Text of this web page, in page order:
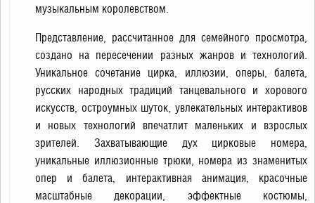
музыкальным королевством.
Представление, рассчитанное для семейного просмотра,
создано на пересечении разных жанров и технологий.
Уникальное сочетание цирка, иллюзии, оперы, балета,
русских народных традиций танцевального и хорового
искусств, остроумных шуток, увлекательных интерактивов
и новых технологий впечатлит маленьких и взрослых
зрителей. Захватывающие дух цирковые номера,
уникальные иллюзионные трюки, номера из знаменитых
опер и балета, интерактивная анимация, красочные
масштабные декорации, эффектные костюмы,